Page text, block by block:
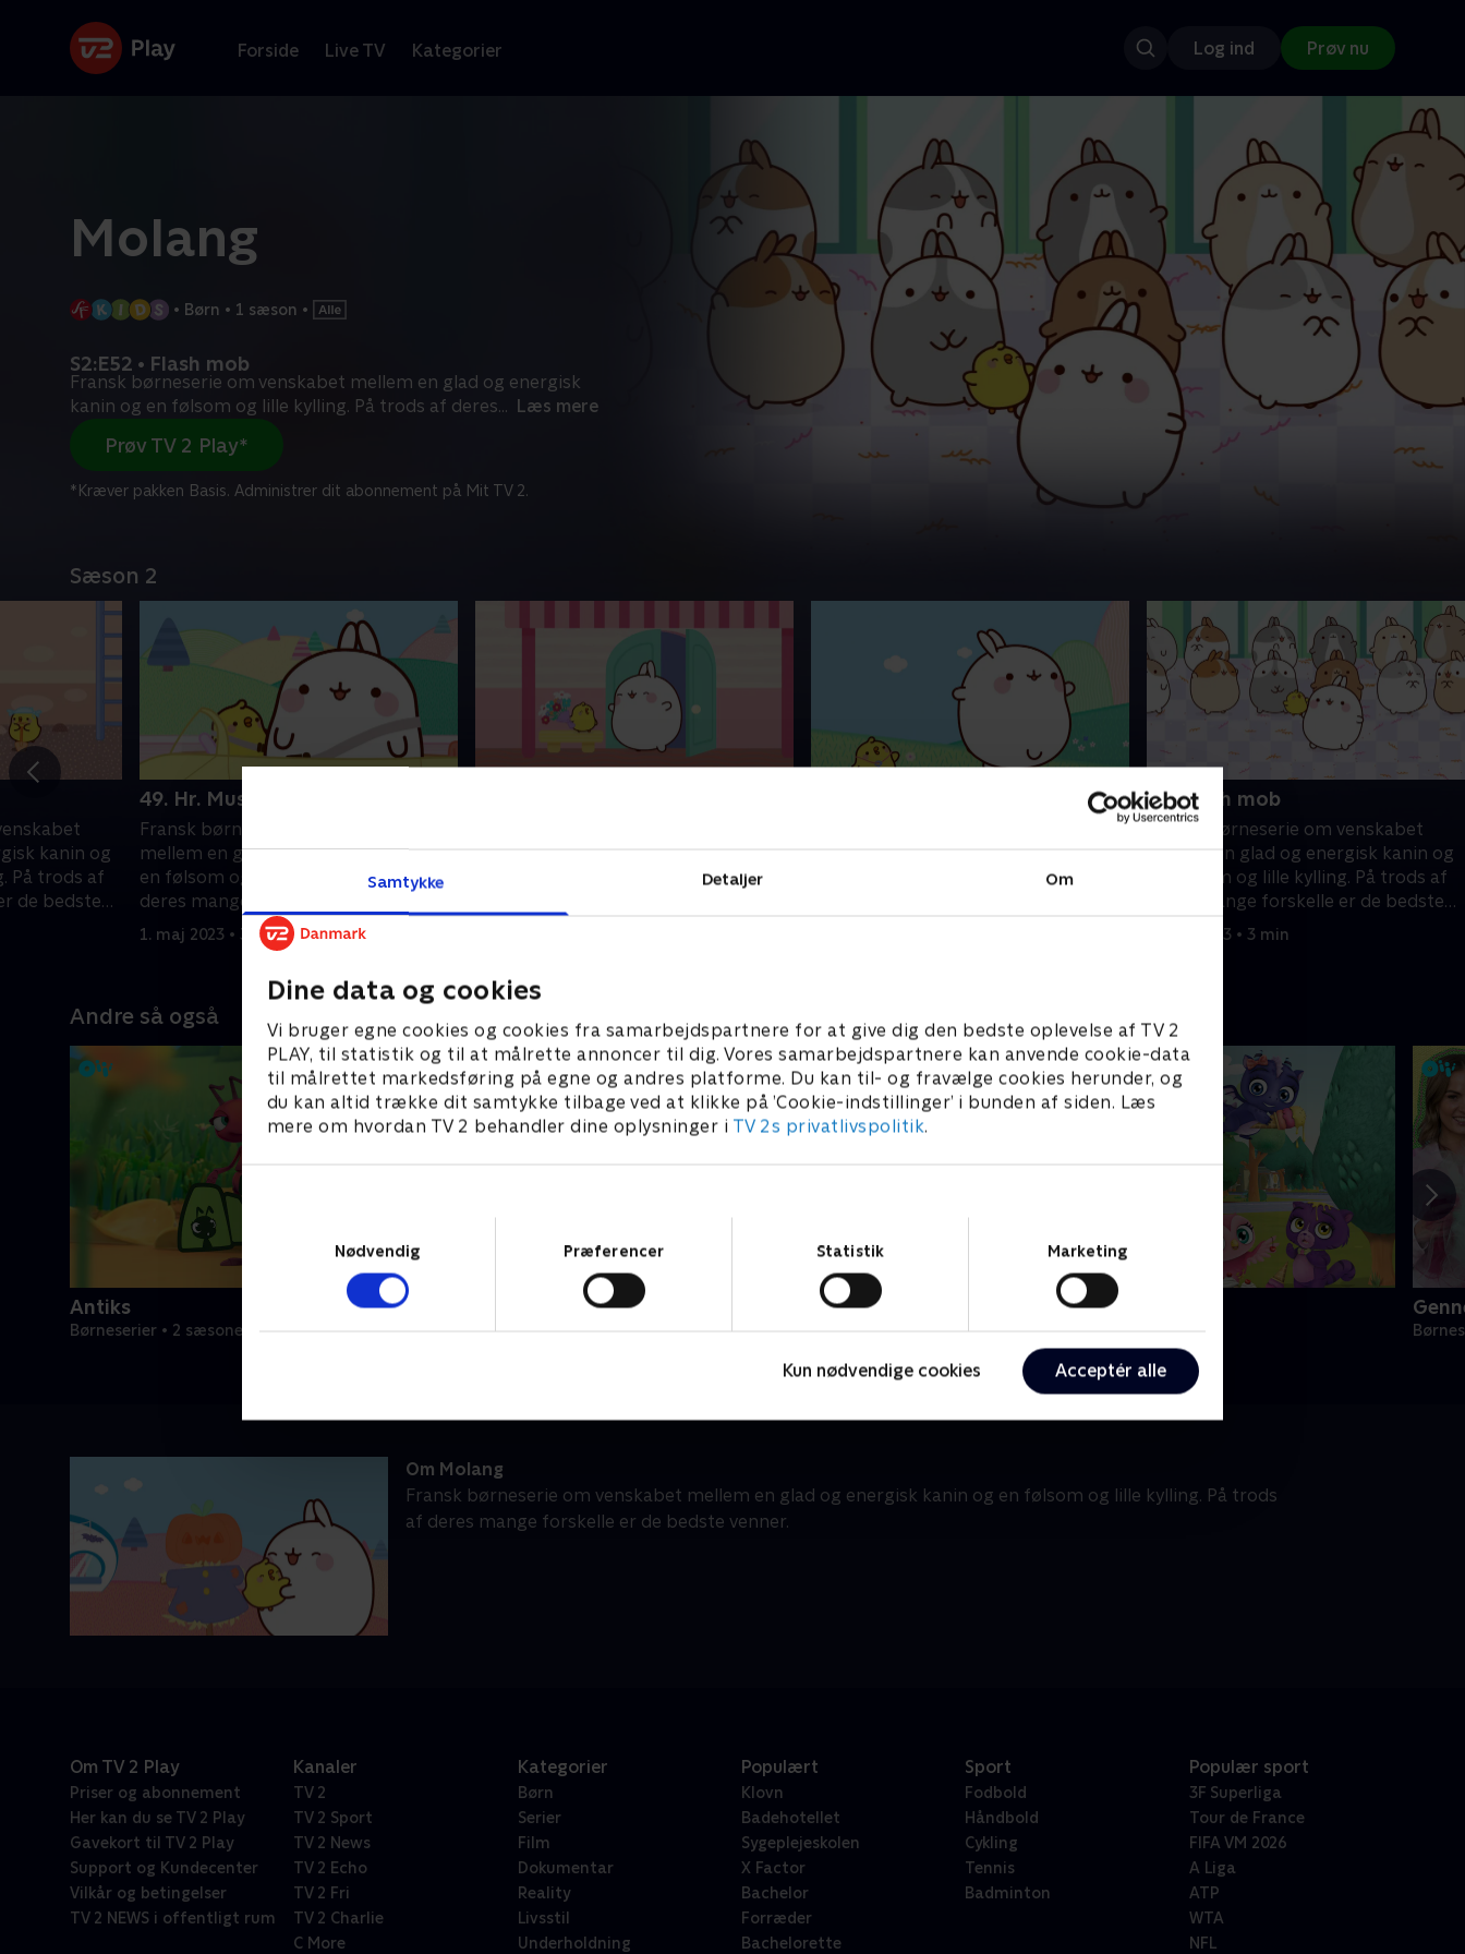
Samtykke Detaljer Om
Dine data og cookies
Vi bruger egne cookies og cookies fra samarbejdspartnere for at give dig den bedste oplevelse af TV 2
PLAY, til statistik og til at målrette annoncer til dig. Vores samarbejdspartnere kan anvende cookie-data
til målrettet markedsføring på egne og andres platforme. Du kan til- og fravælge cookies herunder, og
du kan altid trække dit samtykke tilbage ved at klikke på ’Cookie-indstillinger’ i bunden af siden. Læs
mere om hvordan TV 2 behandler dine oplysninger i TV 2s privatlivspolitik.
Nødvendig
Præferencer Statistik Marketing
Kun nødvendige cookies Acceptér alle
Forside Live TV Kategorier Log ind Prøv nu
Molang
• Børn • 1 sæson •
S2:E52 • Flash mob
Fransk børneserie om venskabet mellem en glad og energisk
kanin og en følsom og lille kylling. På trods af deres... Læs mere
Prøv TV 2 Play*
*Kræver pakken Basis. Administrer dit abonnement på Mit TV 2.
Sæson 2
kanin og
På trods af
de bedste
49. Hr. Muskler
Fransk børneserie om venskabet
mellem en glad og energisk kanin og
en følsom og lille kylling. På trods af
deres mange forskelle er de bedste
venner.
1. maj 2023 • 3 min
en følsom og lille kylling. På trods af
en følsom og lille kylling. På trods af
52. Flash mob
Fransk børneserie om venskabet
mellem en glad og energisk kanin og
en følsom og lille kylling. På trods af
deres mange forskelle er de bedste
1. maj 2023 • 3 min
Andre så også
Antiks
Børneserier • 2 sæsoner
Molang Little Charmers
Børneserier • 2 sæsoner
Om Molang
Fransk børneserie om venskabet mellem en glad og energisk kanin og en følsom og lille kylling. På trods
af deres mange forskelle er de bedste venner.
Om TV 2 Play
Priser og abonnement
Her kan du se TV 2 Play
Gavekort til TV 2 Play
Support og Kundecenter
Vilkår og betingelser
TV 2 NEWS i offentligt rum
Kanaler
TV 2
TV 2 Sport
TV 2 News
TV 2 Echo
TV 2 Fri
TV 2 Charlie
C More
Kategorier
Børn
Serier
Film
Dokumentar
Reality
Livsstil
Underholdning
Populært
Klovn
Badehotellet
Sygeplejeskolen
X Factor
Bachelor
Forræder
Bachelorette
Sport
Fodbold
Håndbold
Cykling
Tennis
Badminton
Populær sport
3F Superliga
Tour de France
FIFA VM 2026
A Liga
ATP
WTA
NFL